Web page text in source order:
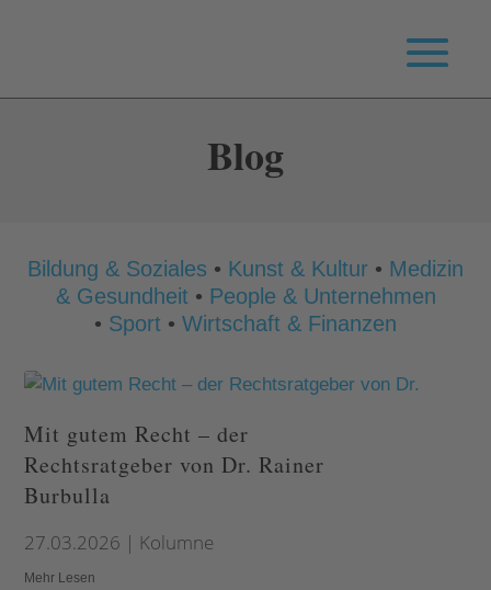
Blog
Bildung & Soziales • Kunst & Kultur • Medizin
& Gesundheit • People & Unternehmen
• Sport • Wirtschaft & Finanzen
Mit gutem Recht – der
Rechtsratgeber von Dr. Rainer
Burbulla
27.03.2026 | Kolumne
Mehr Lesen